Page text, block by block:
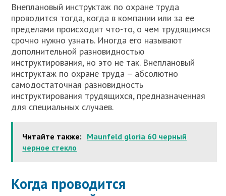
Внеплановый инструктаж по охране труда
проводится тогда, когда в компании или за ее
пределами происходит что-то, о чем трудящимся
срочно нужно узнать. Иногда его называют
дополнительной разновидностью
инструктирования, но это не так. Внеплановый
инструктаж по охране труда – абсолютно
самодостаточная разновидность
инструктирования трудящихся, предназначенная
для специальных случаев.
Читайте также: Maunfeld gloria 60 черный
черное стекло
Когда проводится